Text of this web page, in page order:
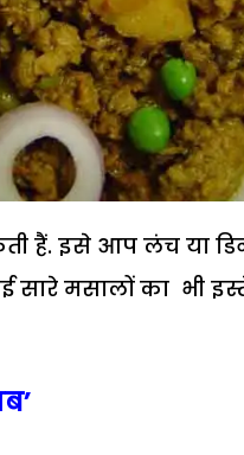
हैं. इसे आप लंच या
मसालों का भी